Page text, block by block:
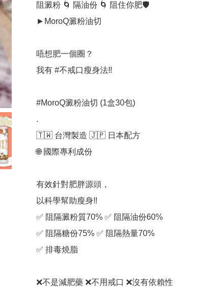
阻澱粉 🌀 隔油份 🌀 阻住你肥🛡
►MoroQ澱粉油切
唔想肥一個圈？
我有 #不戒口瘦身法‼️
#MoroQ澱粉油切 (1盒30包)
.
🇹🇼 台灣製造 🇯🇵 日本配方
🌐 國際專利成份
有效針對肥胖源頭，
以科學幫助瘦身‼️
✅ 阻隔澱粉質70% ✅ 阻隔油份60%
✅ 阻隔糖份75% ✅ 阻隔熱量70%
✅ 排毒燒脂
❌不是減肥藥 ❌不用戒口 ❌沒有依賴性